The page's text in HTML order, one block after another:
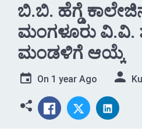
ಬಿ.ಬಿ. ಹೆಗ್ಡೆ ಕಾಲೇಜಿನ
ಮಂಗಳೂರು ವಿ.ವಿ.
ಮಂಡಳಿಗೆ ಆಯ್ಕೆ
On 1 year Ago